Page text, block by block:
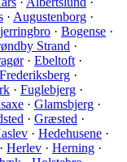
· Augustenborg ·
· Bogense ·
Strand ·
· Ebeltoft ·
Frederiksberg ·
· Fuglebjerg ·
· Glamsbjerg ·
· Græsted ·
· Hedehusene ·
Herlev · Herning ·